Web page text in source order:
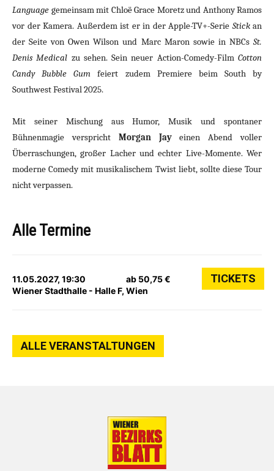
Language gemeinsam mit Chloë Grace Moretz und Anthony Ramos
vor der Kamera. Außerdem ist er in der Apple-TV+-Serie Stickan
der Seite von Owen Wilson und Marc Maron sowie in NBCs St.
Denis Medical zu sehen.Sein neuer Action-Comedy-FilmCotton
Candy Bubble Gum feiert zudem Premiere beim South by
Southwest Festival 2025.
Mit seiner Mischung aus Humor, Musik und spontaner
Bühnenmagie verspricht Morgan Jayeinen Abend voller
Überraschungen, großer Lacher und echter Live-Momente. Wer
moderne Comedy mit musikalischem Twist liebt, sollte diese Tour
nicht verpassen.
Alle Termine
11.05.2027, 19:30
Wiener Stadthalle - Halle F, Wien
ab 50,75 € TICKETS
ALLE VERANSTALTUNGEN